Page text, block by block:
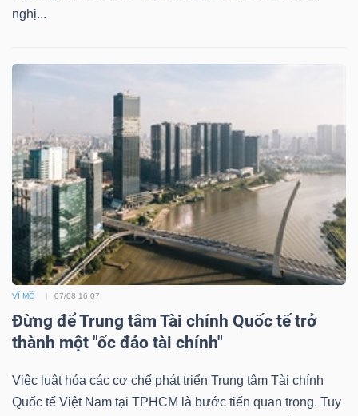
nghị...
VĨ MÔ 07/08 16:07
Đừng để Trung tâm Tài chính Quốc tế trở
thành một "ốc đảo tài chính"
Việc luật hóa các cơ chế phát triển Trung tâm Tài chính
Quốc tế Việt Nam tại TPHCM là bước tiến quan trọng. Tuy